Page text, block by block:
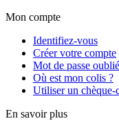
Mon compte
Identifiez-vous
Créer votre compte
Mot de passe
Où est mon colis ?
Utiliser un chèque-
En savoir plus